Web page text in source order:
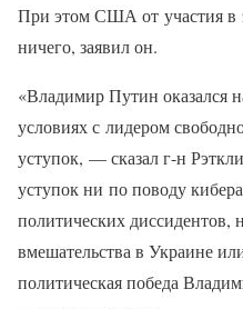
При этом США от участия в
ничего, заявил он.
«Владимир Путин оказался
условиях с лидером
уступок, — сказал г-н
уступок ни по поводу
политических диссидентов,
вмешательства в Украине
политическая победа